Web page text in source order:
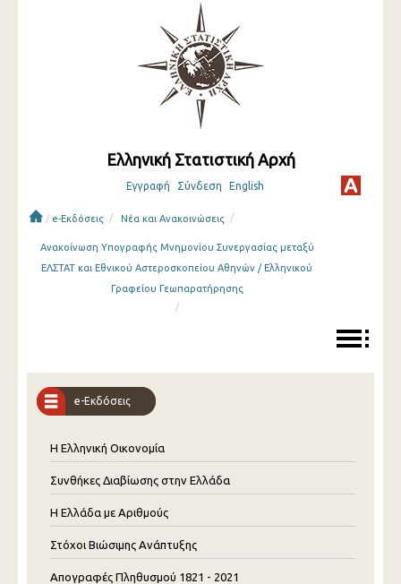
Ελληνική Στατιστική Αρχή
Εγγραφή Σύνδεση English
/ e-Εκδόσεις / Νέα και Ανακοινώσεις /
Ανακοίνωση Υπογραφής Μνημονίου Συνεργασίας μεταξύ
ΕΛΣΤΑΤ και Εθνικού Αστεροσκοπείου Αθηνών / Ελληνικού
Γραφείου Γεωπαρατήρησης
/
e-Εκδόσεις
Η Ελληνική Οικονομία
Συνθήκες Διαβίωσης στην Ελλάδα
Η Ελλάδα με Αριθμούς
Στόχοι Βιώσιμης Ανάπτυξης
Απογραφές Πληθυσμού 1821 - 2021